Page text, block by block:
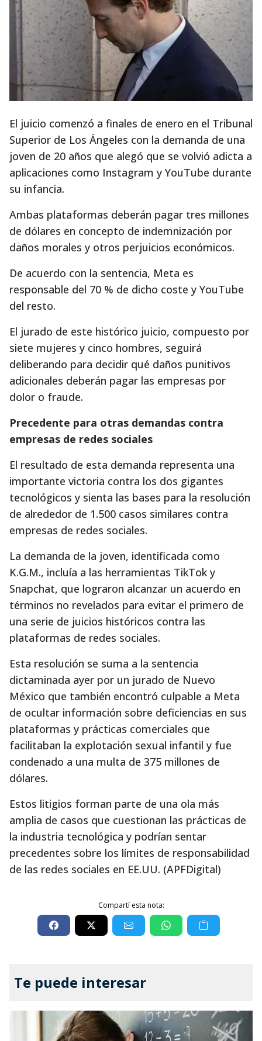
El juicio comenzó a finales de enero en el Tribunal
Superior de Los Ángeles con la demanda de una
joven de 20 años que alegó que se volvió adicta a
aplicaciones como Instagram y YouTube durante
su infancia.
Ambas plataformas deberán pagar tres millones
de dólares en concepto de indemnización por
daños morales y otros perjuicios económicos.
De acuerdo con la sentencia, Meta es
responsable del 70 % de dicho coste y YouTube
del resto.
El jurado de este histórico juicio, compuesto por
siete mujeres y cinco hombres, seguirá
deliberando para decidir qué daños punitivos
adicionales deberán pagar las empresas por
dolor o fraude.
Precedente para otras demandas contra
empresas de redes sociales
El resultado de esta demanda representa una
importante victoria contra los dos gigantes
tecnológicos y sienta las bases para la resolución
de alrededor de 1.500 casos similares contra
empresas de redes sociales.
La demanda de la joven, identificada como
K.G.M., incluía a las herramientas TikTok y
Snapchat, que lograron alcanzar un acuerdo en
términos no revelados para evitar el primero de
una serie de juicios históricos contra las
plataformas de redes sociales.
Esta resolución se suma a la sentencia
dictaminada ayer por un jurado de Nuevo
México que también encontró culpable a Meta
de ocultar información sobre deficiencias en sus
plataformas y prácticas comerciales que
facilitaban la explotación sexual infantil y fue
condenado a una multa de 375 millones de
dólares.
Estos litigios forman parte de una ola más
amplia de casos que cuestionan las prácticas de
la industria tecnológica y podrían sentar
precedentes sobre los límites de responsabilidad
de las redes sociales en EE.UU. (APFDigital)
Compartí esta nota:
Te puede interesar